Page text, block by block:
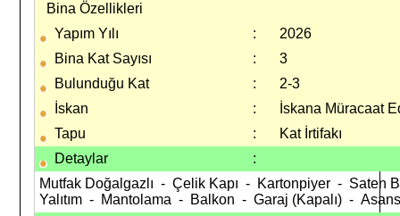
Bina Özellikleri
Yapım Yılı
:
2026
Bina Kat Sayısı
:
3
Bulunduğu Kat
:
2-3
İskan
:
İskana Müracaat
Tapu
:
Kat İrtifakı
Detaylar
:
Mutfak Doğalgazlı - Çelik Kapı - Kartonpiyer - Saten
Yalıtım - Mantolama - Balkon - Garaj (Kapalı) -